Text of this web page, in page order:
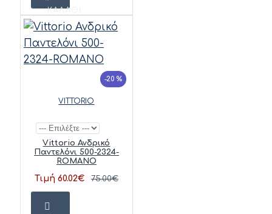
ΚΑΛΆΘΙ
-20 %
VITTORIO
Vittorio Ανδρικό
Παντελόνι 500-2324-
ROMANO
Τιμή 60.02€ 75.00€